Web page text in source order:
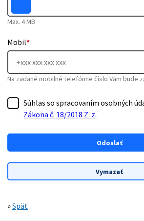
Max. 4 MB
Mobil*
Na zadané mobilné telefónne číslo Vám bude
Súhlas so spracovaním osobných
Zákona č. 18/2018 Z. z.
»Späť